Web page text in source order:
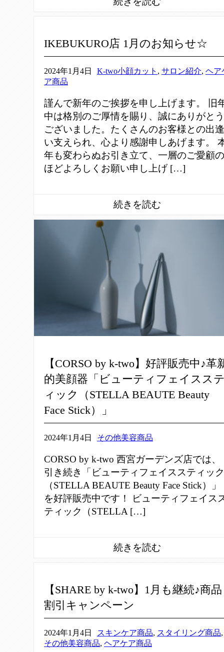
IKEBUKURO店 1月のお知らせ☆
2024年1月4日 K-two小顔カット , サロン紹介, ヘア
ア商品
謹んで新年のご挨拶を申し上げます。 旧
中は格別のご厚情を賜り、誠にありがとう
ございました。たくさんのお客様との出逢
い支えられ、心より感謝申しあげます。
年も変わらぬお引き立て、一層のご愛顧の
ほどよろしくお願い申し上げ […]
【CORSO by k-two】好評販売中♪革
的美顔器「ビューティフェイスス
ィック（STELLA BEAUTE Beauty
Face Stick）」
2024年1月4日 その他美容商品
CORSO by k-two 西宮ガーデンズ店では、
引き続き「ビューティフェイススティック
（STELLA BEAUTE Beauty Face Stick）」
を好評販売中です！ ビューティフェイス
ティック（STELLA […]
【SHARE by k-two】1月も継続♪商品
割引キャンペーン
2024年1月4日 スキンケア商品, スタイリング商品,
その他美容商品, ヘアケア商品